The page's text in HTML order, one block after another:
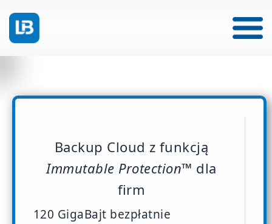
Backup Cloud z funkcją
Immutable Protection™ dla
firm
120 GigaBajt bezpłatnie